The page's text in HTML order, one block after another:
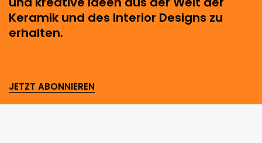
Keramik und des Interior Designs zu
erhalten.
JETZT ABONNIEREN